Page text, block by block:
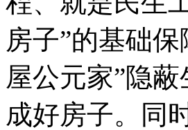
房子”的基础
屋公元家”隐
成好房子。同